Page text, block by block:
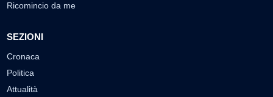
Ricomincio da me
SEZIONI
Cronaca
Politica
Attualità